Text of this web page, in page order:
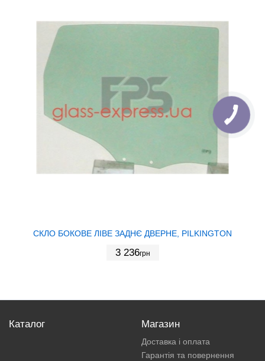
СКЛО БОКОВЕ ЛІВЕ ЗАДНЄ ДВЕРНЕ, PILKINGTON
3 236грн
Каталог Магазин
Доставка і оплата
Гарантія та повернення